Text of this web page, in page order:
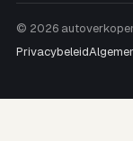
© 2026
Privacybeleid